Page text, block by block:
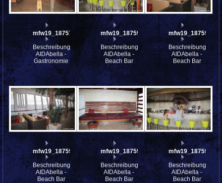
mfw19_187577
Beschreibung:
AIDAbella -
Gastronomie
mfw19_187596
Beschreibung:
AIDAbella -
Beach Bar
mfw19_187595
Beschreibung:
AIDAbella -
Beach Bar
mfw19_187594
Beschreibung:
AIDAbella -
Beach Bar
mfw19_187591
Beschreibung:
AIDAbella -
Beach Bar
mfw19_187590
Beschreibung:
AIDAbella -
Beach Bar